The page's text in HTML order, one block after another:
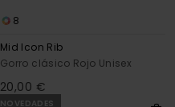
8
Mid Icon Rib
Gorro clásico Rojo Unisex
20,00 €
NOVEDADES